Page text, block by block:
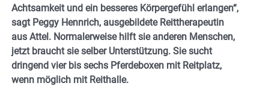
Achtsamkeit und ein besseres Körpergefühl erlangen“,
sagt Peggy Hennrich, ausgebildete Reittherapeutin
aus Attel. Normalerweise hilft sie anderen Menschen,
jetzt braucht sie selber Unterstützung. Sie sucht
dringend vier bis sechs Pferdeboxen mit Reitplatz,
wenn möglich mit Reithalle.